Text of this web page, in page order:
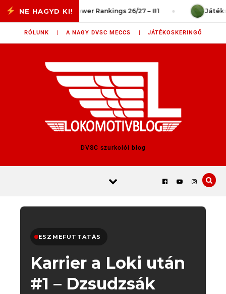
Skip to content
Power Rankings 26/27 – #1
RÓLUNK | A NAGY DVSC MECCS | JÁTÉKOSKERINGŐ
DVSC szurkolói blog
ESZMEFUTTATÁS
Karrier a Loki után
#1 – Dzsudzsák